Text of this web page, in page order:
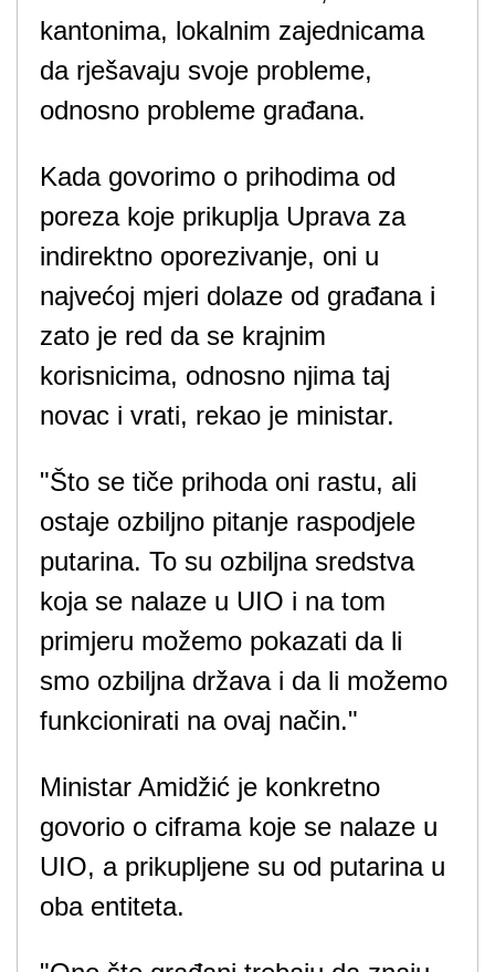
kantonima, lokalnim zajednicama
da rješavaju svoje probleme,
odnosno probleme građana.
Kada govorimo o prihodima od
poreza koje prikuplja Uprava za
indirektno oporezivanje, oni u
najvećoj mjeri dolaze od građana i
zato je red da se krajnim
korisnicima, odnosno njima taj
novac i vrati, rekao je ministar.
"Što se tiče prihoda oni rastu, ali
ostaje ozbiljno pitanje raspodjele
putarina. To su ozbiljna sredstva
koja se nalaze u UIO i na tom
primjeru možemo pokazati da li
smo ozbiljna država i da li možemo
funkcionirati na ovaj način."
Ministar Amidžić je konkretno
govorio o ciframa koje se nalaze u
UIO, a prikupljene su od putarina u
oba entiteta.